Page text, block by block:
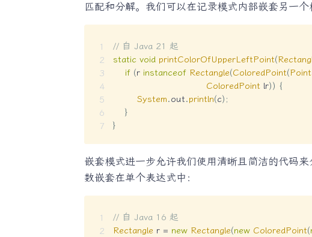
匹配和分解。我们可以在记录模式内部嵌套另一个
// 自 Java 21 起
static void printColorOfUpperLeftPoint(
if (r instanceof Rectangle(ColoredPoint(Point
ColoredPoint lr)) {
System.out.println(c) ;
}
}
嵌套模式进一步允许我们使用清晰且简洁的代码
数嵌套在单个表达式中：
// 自 Java 16 起
Rectangle r = new Rectangle(new ColoredPoint(